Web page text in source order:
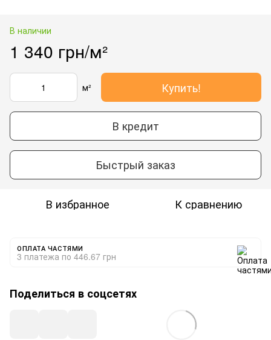
В наличии
1 340 грн/м²
м² Купить!
В кредит
Быстрый заказ
В избранное К сравнению
ОПЛАТА ЧАСТЯМИ
3 платежа по 446.67 грн
Поделиться в соцсетях